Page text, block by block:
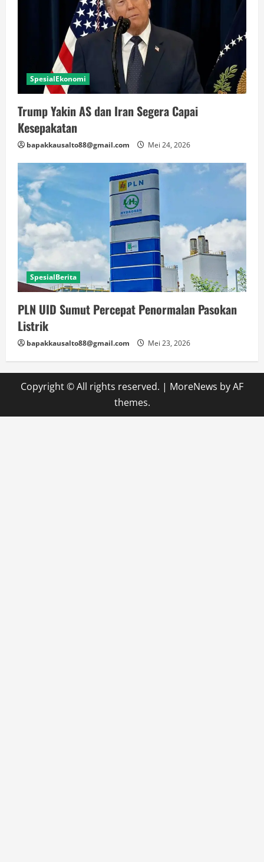
SpesialEkonomi
Trump Yakin AS dan Iran Segera Capai
Kesepakatan
bapakkausalto88@gmail.com Mei 24, 2026
SpesialBerita
PLN UID Sumut Percepat Penormalan Pasokan
Listrik
bapakkausalto88@gmail.com Mei 23, 2026
Copyright © All rights reserved. | MoreNews by AF
themes.